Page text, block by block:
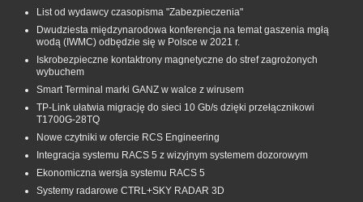
List od wydawcy czasopisma "Zabezpieczenia"
Dwudziesta międzynarodowa konferencja na temat gaszenia mgłą
wodą (IWMC) odbędzie się w Polsce w 2021 r.
Iskrobezpieczne kontaktrony magnetyczne do stref zagrożonych
wybuchem
Smart Terminal marki GANZ w walce z wirusem
TP-Link ułatwia migrację do sieci 10 Gb/s dzięki przełącznikowi
T1700G‑28TQ
Nowe czytniki w ofercie RCS Engineering
Integracja systemu RACS 5 z wizyjnym systemem dozorowym
Ekonomiczna wersja systemu RACS 5
Systemy radarowe CTRL+SKY RADAR 3D